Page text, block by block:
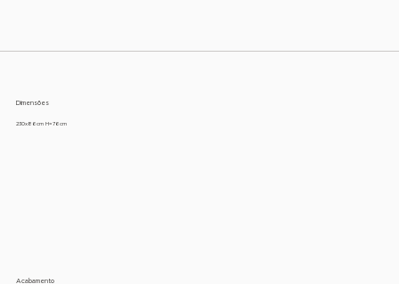
Dimensões
230x86cm H=76cm
Acabamento